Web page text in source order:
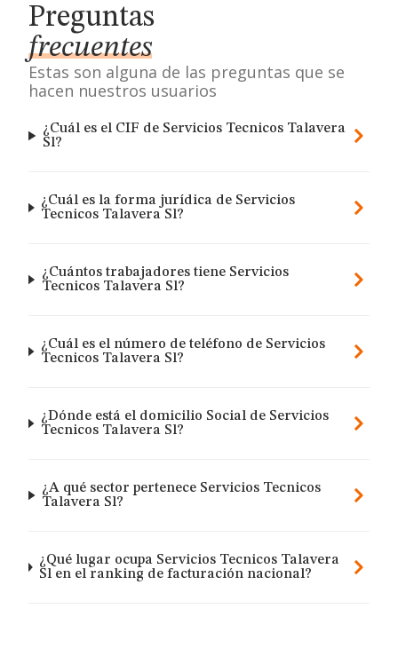
Preguntas
frecuentes
Estas son alguna de las preguntas que se
hacen nuestros usuarios
¿Cuál es el CIF de Servicios Tecnicos Talavera
Sl?
¿Cuál es la forma jurídica de Servicios
Tecnicos Talavera Sl?
¿Cuántos trabajadores tiene Servicios
Tecnicos Talavera Sl?
¿Cuál es el número de teléfono de Servicios
Tecnicos Talavera Sl?
¿Dónde está el domicilio Social de Servicios
Tecnicos Talavera Sl?
¿A qué sector pertenece Servicios Tecnicos
Talavera Sl?
¿Qué lugar ocupa Servicios Tecnicos Talavera
Sl en el ranking de facturación nacional?